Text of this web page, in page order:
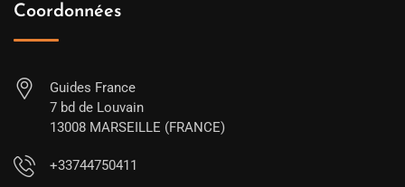
Coordonnées
Guides France
7 bd de Louvain
13008 MARSEILLE (FRANCE)
+33744750411